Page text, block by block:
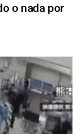
o nada por